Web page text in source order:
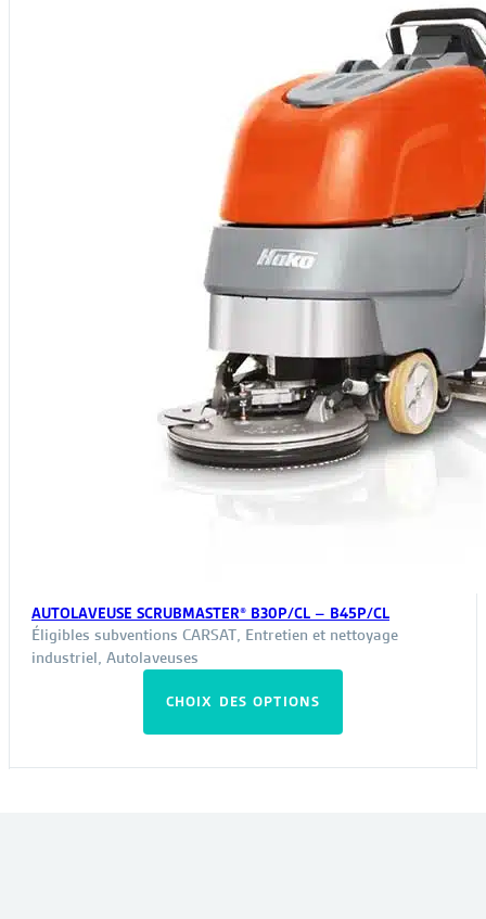
AUTOLAVEUSE SCRUBMASTER® B30P/CL – B45P/CL
Éligibles subventions CARSAT, Entretien et nettoyage
industriel, Autolaveuses
CHOIX DES OPTIONS
a
plusieurs